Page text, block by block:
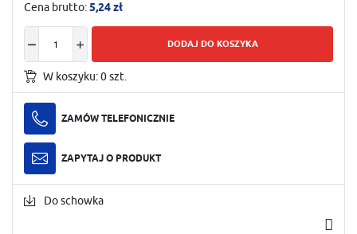
Cena brutto:5,24 zł
DODAJ DO KOSZYKA
W koszyku:0szt.
ZAMÓW TELEFONICZNIE
ZAPYTAJ O PRODUKT
Do schowka